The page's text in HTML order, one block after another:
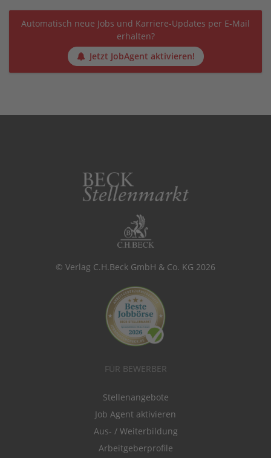
Automatisch neue Jobs und Karriere-Updates per E-Mail
erhalten?
Jetzt JobAgent aktivieren!
© Verlag C.H.Beck GmbH & Co. KG 2026
FÜR BEWERBER
Stellenangebote
Job Agent aktivieren
Aus- / Weiterbildung
Arbeitgeberprofile